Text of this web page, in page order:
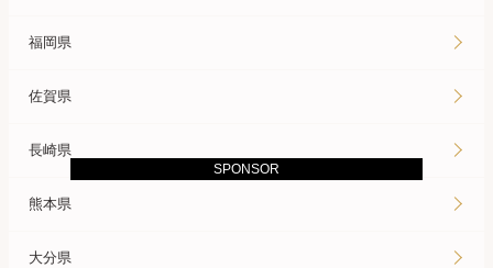
福岡県
佐賀県
長崎県
熊本県
大分県
SPONSOR